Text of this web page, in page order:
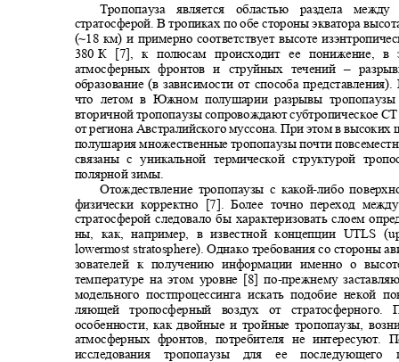
Тропопауза является областью раздела
стратосферой. В тропиках по обе стороны экватора
(~18 км) и примерно соответствует высоте
380 К [7], к полюсам происходит ее понижение,
атмосферных фронтов и струйных течений–
образование (в зависимости от способа
что летом в Южном полушарии разрывы
вторичной тропопаузы сопровождают субтропическое
от региона Австралийского муссона. При этом в
полушария множественные тропопаузы почти
связаны с уникальной термической структурой
полярной зимы.
Отождествление тропопаузы с какой-либо
физически корректно [7]. Более точно переход
стратосферой следовало бы характеризовать слоем
ны, как, например, в известной концепции UTLS
lowermost stratosphere). Однако требования со стороны
зователей к получению информации именно о
температуре на этом уровне [8] по-прежнему
модельного постпроцессинга искать подобие некой
ляющей тропосферный воздух от
особенности, как двойные и тройные тропопаузы,
атмосферных фронтов, потребителя не
исследования тропопаузы для ее